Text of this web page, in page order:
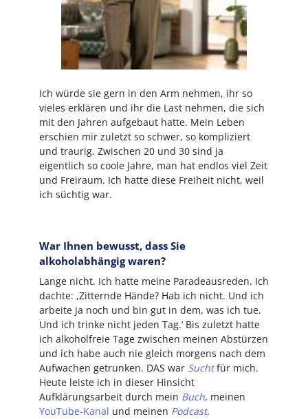
Ich würde sie gern in den Arm nehmen, ihr so
vieles erklären und ihr die Last nehmen, die sich
mit den Jahren aufgebaut hatte. Mein Leben
erschien mir zuletzt so schwer, so kompliziert
und traurig. Zwischen 20 und 30 sind ja
eigentlich so coole Jahre, man hat endlos viel Zeit
und Freiraum. Ich hatte diese Freiheit nicht, weil
ich süchtig war.
War Ihnen bewusst, dass Sie
alkoholabhängig waren?
Lange nicht. Ich hatte meine Paradeausreden. Ich
dachte: ,Zitternde Hände? Hab ich nicht. Und ich
arbeite ja noch und bin gut in dem, was ich tue.
Und ich trinke nicht jeden Tag.‘ Bis zuletzt hatte
ich alkoholfreie Tage zwischen meinen Abstürzen
und ich habe auch nie gleich morgens nach dem
Aufwachen getrunken. DAS war Sucht für mich.
Heute leiste ich in dieser Hinsicht
Aufklärungsarbeit durch mein Buch, meinen
YouTube-Kanal und meinen Podcast.